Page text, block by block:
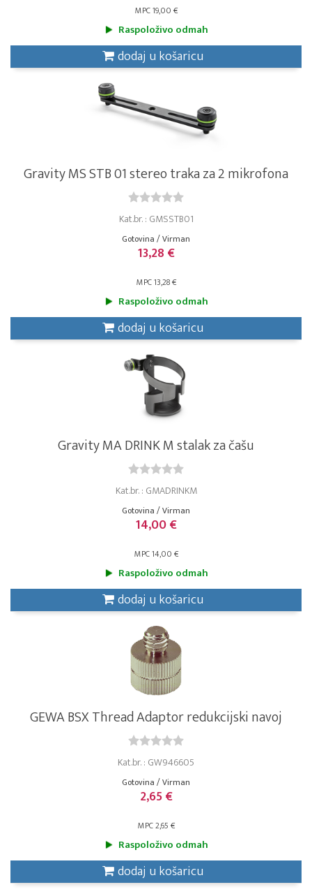
MPC 19,00 €
Raspoloživo odmah
dodaj u košaricu
Gravity MS STB 01 stereo traka za 2 mikrofona
Kat.br. : GMSSTB01
Gotovina / Virman
13,28 €
MPC 13,28 €
Raspoloživo odmah
dodaj u košaricu
Gravity MA DRINK M stalak za čašu
Kat.br. : GMADRINKM
Gotovina / Virman
14,00 €
MPC 14,00 €
Raspoloživo odmah
dodaj u košaricu
GEWA BSX Thread Adaptor redukcijski navoj
Kat.br. : GW946605
Gotovina / Virman
2,65 €
MPC 2,65 €
Raspoloživo odmah
dodaj u košaricu